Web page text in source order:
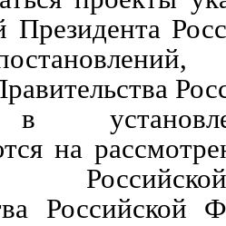
Президента
на
Российской